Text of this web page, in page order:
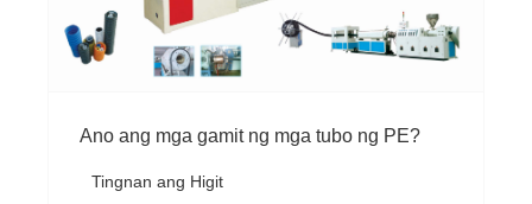
Ano ang mga gamit ng mga tubo ng PE?
Tingnan ang Higit